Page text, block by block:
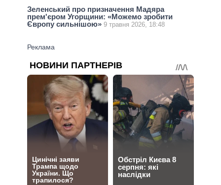
Зеленський про призначення Мадяра
прем'єром Угорщини: «Можемо зробити
Європу сильнішою» 9 травня 2026, 18:48